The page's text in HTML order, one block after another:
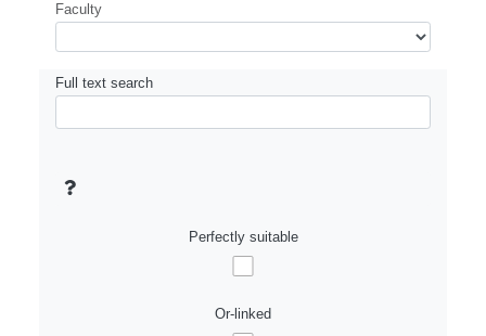
Faculty
Full text search
Perfectly suitable
Or-linked